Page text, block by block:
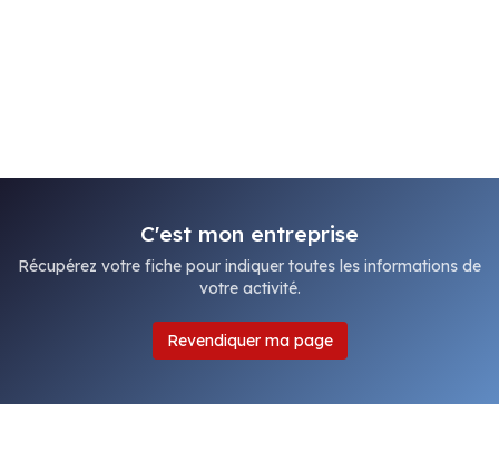
C'est mon entreprise
Récupérez votre fiche pour indiquer toutes les informations de
votre activité.
Revendiquer ma page